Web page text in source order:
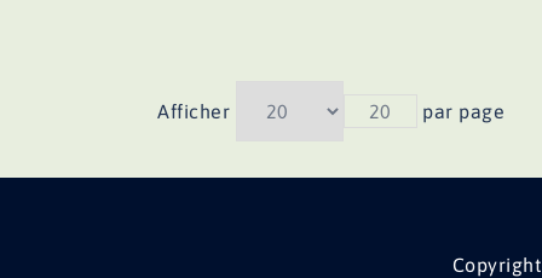
Afficher 20 par page